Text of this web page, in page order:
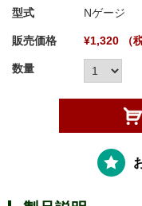
型式 Nゲージ
販売価格 ¥1,320 （税
数量